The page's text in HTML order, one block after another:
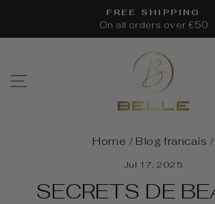
content
Pause
FREE SHIPPING
On all orders over €50
SITE NAVIGATION
Home / Blog francais /
Jul 17, 2025
SECRETS DE